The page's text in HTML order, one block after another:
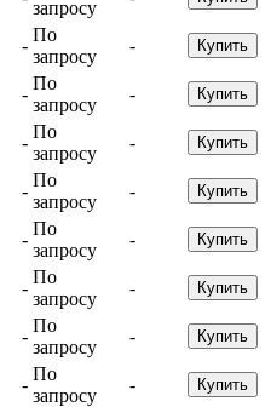
запросу
-
По
запросу
- Купить
-
По
запросу
- Купить
-
По
запросу
- Купить
-
По
запросу
- Купить
-
По
запросу
- Купить
-
По
запросу
- Купить
-
По
запросу
- Купить
-
По
запросу
- Купить